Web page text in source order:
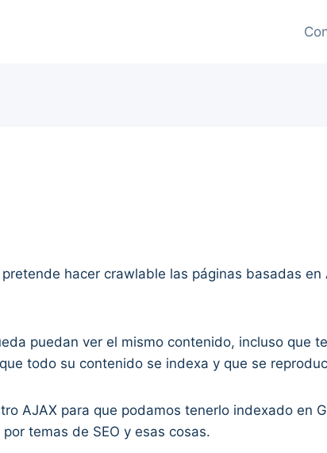
hacer crawlable las páginas basadas en
puedan ver el mismo contenido, incluso que
todo su contenido se indexa y que se
AJAX para que podamos tenerlo indexado en
temas de SEO y esas cosas.